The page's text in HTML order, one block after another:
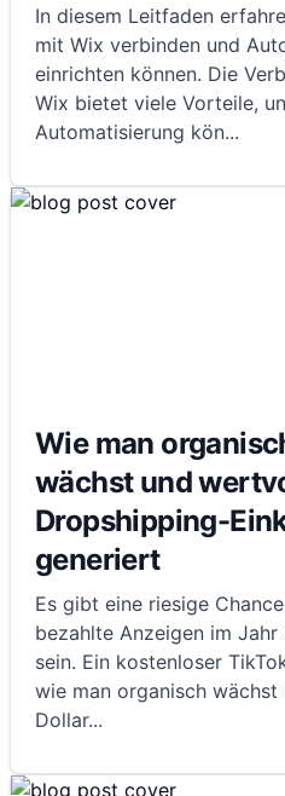
In diesem Leitfaden
mit Wix verbinden und
einrichten können. Die
Wix bietet viele Vorteile,
Automatisierung kön...
Wie man
wächst und
Dropshipping-
generiert
Es gibt eine riesige
bezahlte Anzeigen im
sein. Ein kostenloser
wie man organisch
Dollar...